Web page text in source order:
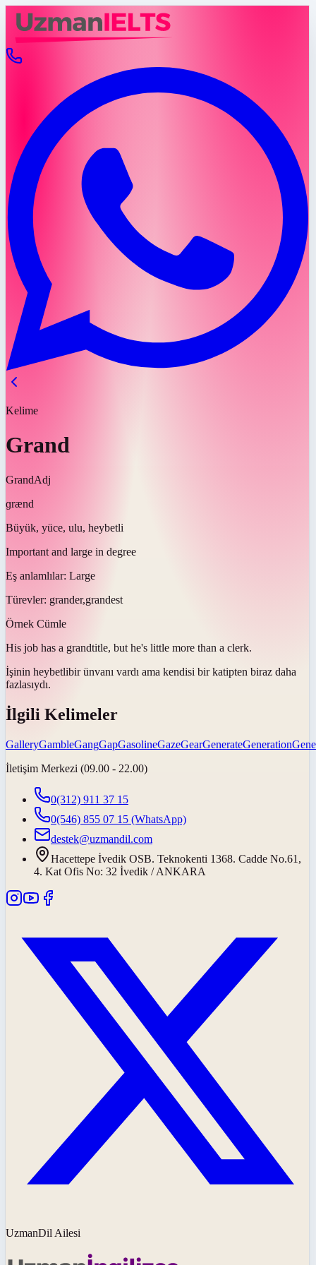
Kelime
Grand
GrandAdj
ɡrænd
Büyük, yüce, ulu, heybetli
Important and large in degree
Eş anlamlılar: Large
Türevler: grander,grandest
Örnek Cümle
His job has a grandtitle, but he's little more than a clerk.
İşinin heybetlibir ünvanı vardı ama kendisi bir katipten biraz daha
fazlasıydı.
İlgili Kelimeler
GalleryGambleGangGapGasolineGazeGearGenerateGeneration
İletişim Merkezi (09.00 - 22.00)
0(312) 911 37 15
0(546) 855 07 15 (WhatsApp)
destek@uzmandil.com
Hacettepe İvedik OSB. Teknokenti 1368. Cadde No.61,
4. Kat Ofis No: 32 İvedik / ANKARA
UzmanDil Ailesi